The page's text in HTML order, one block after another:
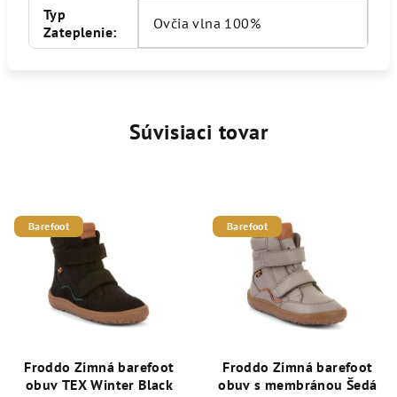
Typ
Zateplenie: Ovčia vlna 100%
Súvisiaci tovar
Barefoot
Froddo Zimná barefoot
obuv TEX Winter Black
Barefoot
Froddo Zimná barefoot
obuv s membránou Šedá